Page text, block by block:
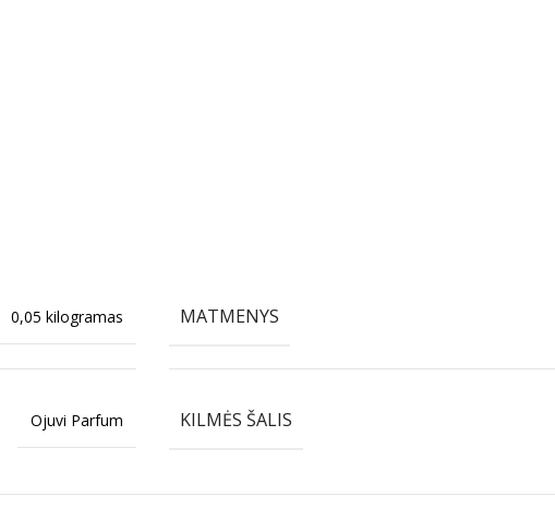
0,05 kilogramas MATMENYS
Ojuvi Parfum KILMĖS ŠALIS